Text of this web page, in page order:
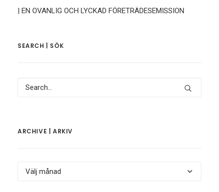
| EN OVANLIG OCH LYCKAD FÖRETRÄDESEMISSION
SEARCH | SÖK
ARCHIVE | ARKIV
Archive